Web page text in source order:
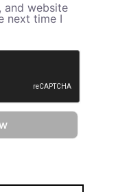
and website
next time I